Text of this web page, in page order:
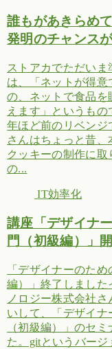
誰もがあきらめ
発明のチャンス
ストアカでただいま
は、「ネットが得意
の、ネットで食品を
えます」というも
年ほど前のリベンジ
さんはちょっと昔
クッキーの制作に取
の...
IT効率化
講座「デザイナ
門（初級編）」
「デザイナーのた
編）」終了しました
ノロジー株式会社
いして、「デザイナ
（初級編）」のセ
た。gitというバー